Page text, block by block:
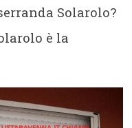
Solarolo?
è la